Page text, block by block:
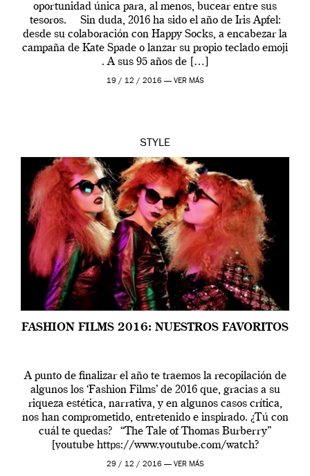
oportunidad única para, al menos, bucear entre sus
tesoros. Sin duda, 2016 ha sido el año de Iris Apfel:
desde su colaboración con Happy Socks, a encabezar la
campaña de Kate Spade o lanzar su propio teclado emoji
. A sus 95 años de […]
19 / 12 / 2016 — VER MÁS
STYLE
FASHION FILMS 2016: NUESTROS FAVORITOS
A punto de finalizar el año te traemos la recopilación de
algunos los ‘Fashion Films’ de 2016 que, gracias a su
riqueza estética, narrativa, y en algunos casos crítica,
nos han comprometido, entretenido e inspirado. ¿Tú con
cuál te quedas? “The Tale of Thomas Burberry”
[youtube https://www.youtube.com/watch?
v=6D5IZtDCS5c?rel=0&w=555&h=312] Sin duda tenía
29 / 12 / 2016 — VER MÁS